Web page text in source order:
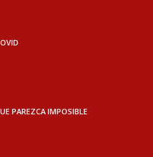
PAREZCA IMPOSIBLE